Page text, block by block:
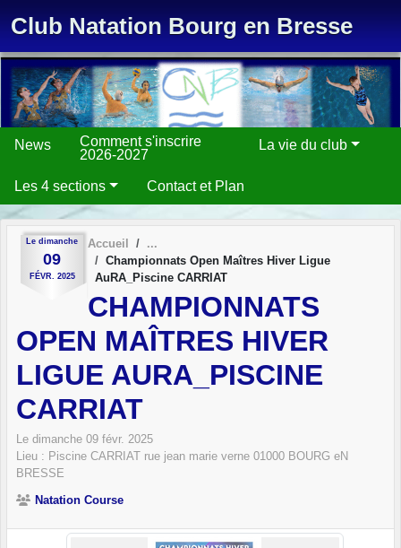
Club Natation Bourg en Bresse
News
Comment s'inscrire
2026-2027
La vie du club
Les 4 sections Contact et Plan
Le dimanche
09
FÉVR. 2025
Accueil
Championnats Open Maîtres Hiver Ligue
AuRA_Piscine CARRIAT
CHAMPIONNATS
OPEN MAÎTRES HIVER
LIGUE AURA_PISCINE
CARRIAT
Le dimanche 09 févr. 2025
Lieu : Piscine CARRIAT rue jean marie verne 01000 BOURG eN
BRESSE
Natation Course